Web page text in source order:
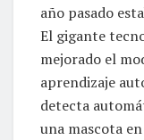
año pasado
El gigante
mejorado el
aprendizaje
detecta
una mascota